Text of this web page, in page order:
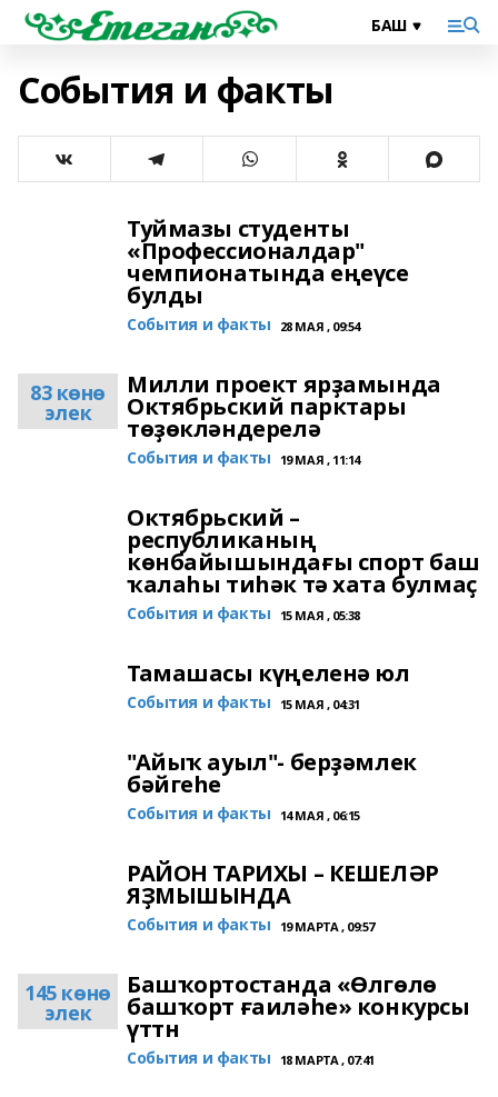
События и факты
Туймазы студенты
«Профессионалдар"
чемпионатында еңеүсе
булды
События и факты 28 МАЯ , 09:54
83 көнө
элек
Милли проект ярҙамында
Октябрьский парктары
төҙөкләндерелә
События и факты 19 МАЯ , 11:14
Октябрьский –
республиканың
көнбайышындағы спорт баш
ҡалаһы тиһәк тә хата булмаҫ
События и факты 15 МАЯ , 05:38
Тамашасы күңеленә юл
События и факты 15 МАЯ , 04:31
"Айыҡ ауыл"- берҙәмлек
бәйгеһе
События и факты 14 МАЯ , 06:15
РАЙОН ТАРИХЫ – КЕШЕЛӘР
ЯҘМЫШЫНДА
События и факты 19 МАРТА , 09:57
145 көнө
элек
Башҡортостанда «Өлгөлө
башҡорт ғаиләһе» конкурсы
үттн
События и факты 18 МАРТА , 07:41